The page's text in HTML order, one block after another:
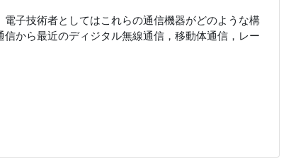
子技術者としてはこれらの通信機器がどのような構
から最近のディジタル無線通信，移動体通信，レー